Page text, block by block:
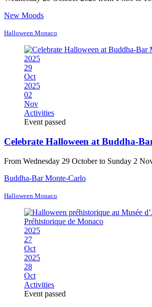
New Moods
Halloween Monaco
2025
29
Oct
2025
02
Nov
Activities
Event passed
Celebrate Halloween at Buddha-
From Wednesday 29 October to Sunday 2
Buddha-Bar Monte-Carlo
Halloween Monaco
2025
27
Oct
2025
28
Oct
Activities
Event passed